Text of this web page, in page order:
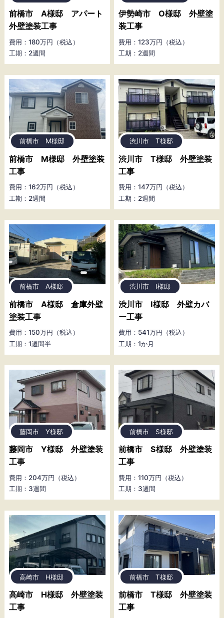
前橋市 A様邸 アパート
外壁塗装工事
費用：180万円（税込）
工期：2週間
伊勢崎市 O様邸 外壁塗
装工事
費用：123万円（税込）
工期：2週間
前橋市 M様邸
前橋市 M様邸 外壁塗装
工事
費用：162万円（税込）
工期：2週間
渋川市 T様邸
渋川市 T様邸 外壁塗装
工事
費用：147万円（税込）
工期：2週間
前橋市 A様邸
前橋市 A様邸 倉庫外壁
塗装工事
費用：150万円（税込）
工期：1週間半
渋川市 I様邸
渋川市 I様邸 外壁カバ
ー工事
費用：541万円（税込）
工期：1か月
藤岡市 Y様邸
藤岡市 Y様邸 外壁塗装
工事
費用：204万円（税込）
工期：3週間
前橋市 S様邸
前橋市 S様邸 外壁塗装
工事
費用：110万円（税込）
工期：3週間
高崎市 H様邸
高崎市 H様邸 外壁塗装
工事
前橋市 T様邸
前橋市 T様邸 外壁塗装
工事